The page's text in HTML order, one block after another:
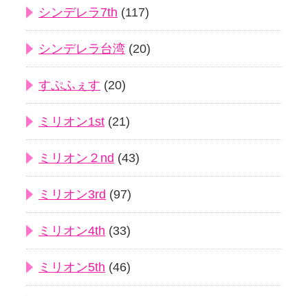
シンデレラ7th (117)
シンデレラ台湾 (20)
すぷふぇす (20)
ミリオン1st (21)
ミリオン２nd (43)
ミリオン3rd (97)
ミリオン4th (33)
ミリオン5th (46)